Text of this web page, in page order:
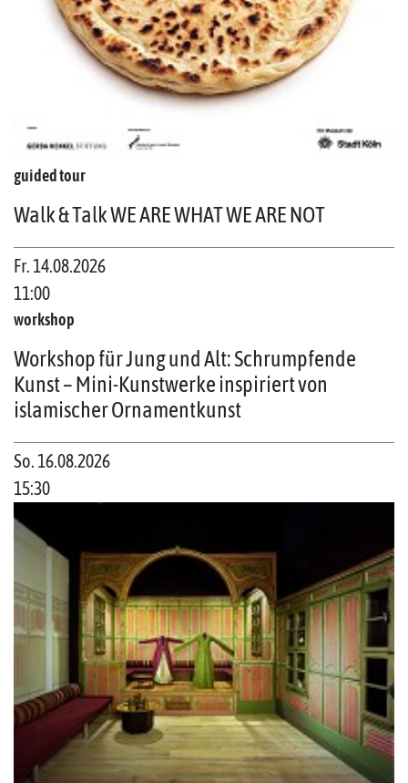
guided tour
Walk & Talk WE ARE WHAT WE ARE NOT
Fr. 14.08.2026
11:00
workshop
Workshop für Jung und Alt: Schrumpfende
Kunst – Mini-Kunstwerke inspiriert von
islamischer Ornamentkunst
So. 16.08.2026
15:30